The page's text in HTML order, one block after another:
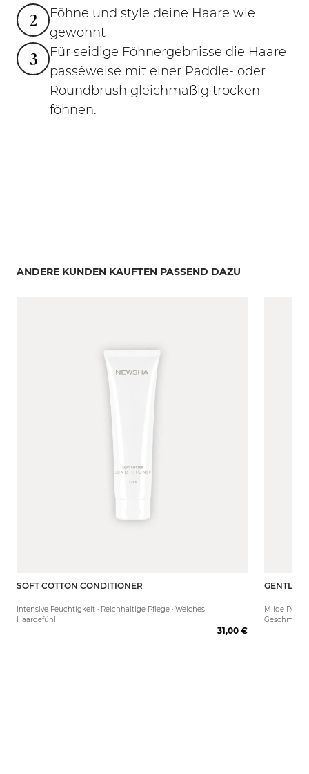
2
Föhne und style deine Haare wie
gewohnt
3
Für seidige Föhnergebnisse die Haare
passéweise mit einer Paddle- oder
Roundbrush gleichmäßig trocken
föhnen.
ANDERE KUNDEN KAUFTEN PASSEND DAZU
150 ml
SOFT COTTON CONDITIONER
Intensive Feuchtigkeit · Reichhaltige Pflege · Weiches
Haargefühl
31,00 €
GENTLE
Milde